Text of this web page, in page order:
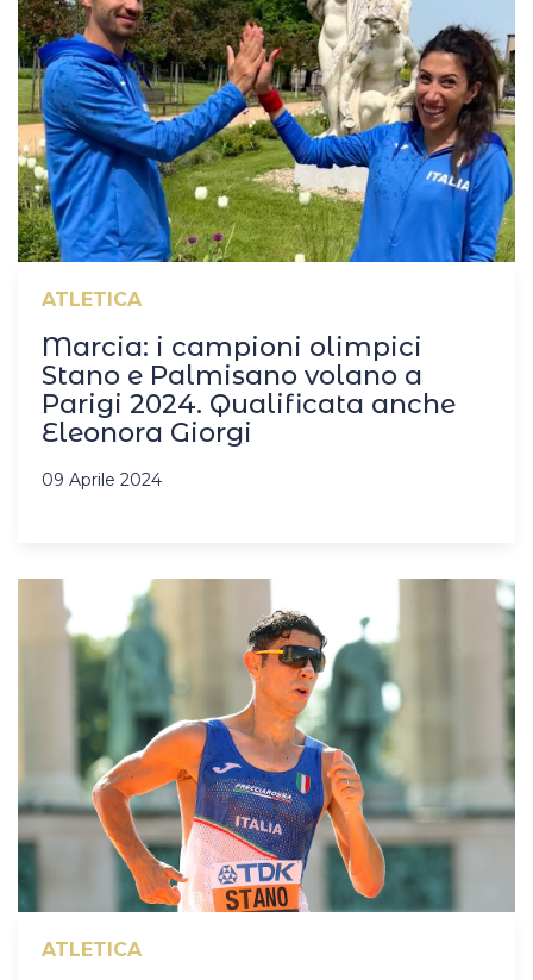
ATLETICA
Marcia: i campioni olimpici
Stano e Palmisano volano a
Parigi 2024. Qualificata anche
Eleonora Giorgi
09 Aprile 2024
ATLETICA